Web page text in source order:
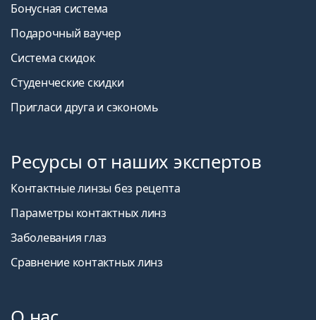
Бонусная система
Подарочный ваучер
Система скидок
Студенческие скидки
Пригласи друга и сэкономь
Ресурсы от наших экспертов
Контактные линзы без рецепта
Параметры контактных линз
Заболевания глаз
Сравнение контактных линз